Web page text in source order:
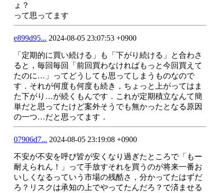
ょ？
って思ってます
e899d95... 2024-08-05 23:07:53 +0900
「定期的に買い続ける」も「下がり続ける」と合わさ
ると，毎回毎回「前回買わなければもっと今回買えて
たのに…」ってどうしても思ってしまうものなので
す．それが何度も何度も続き，ちょっと上がってはま
た下がり…が続くもんです．これが定期積立なんて簡
単だと思ってたけど案外そうでも無かったとなる原因
の一つ…だと思ってます．
07906d7... 2024-08-05 23:19:08 +0900
不安が不安を呼び皆が安くなり過ぎたところで「もー
耐えられん！」って手放すそれを買うのが将来一番お
いしくなるっていう市場の残酷さ，分かってたはずだ
ろ？リスクは承知の上でやってたんだろ？で済ませる